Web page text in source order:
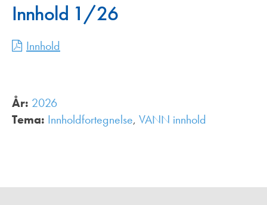
Innhold 1/26
Innhold
År: 2026
Tema: Innholdfortegnelse, VANN innhold